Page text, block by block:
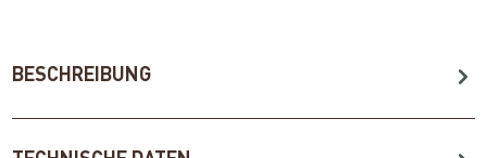
BESCHREIBUNG